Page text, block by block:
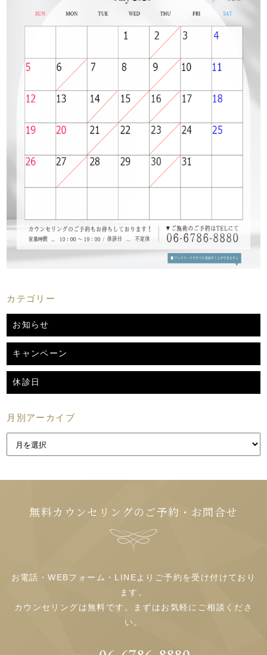
カテゴリー
お知らせ
キャンペーン
休診日
月別アーカイブ
無料カウンセリングのご予約・お問合せ
お電話・WEBフォーム・LINEよりご予約を受け付けており
ます。
カウンセリングは無料です。まずはお気軽にご相談くださ
い。